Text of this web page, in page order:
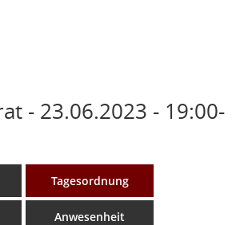
- 23.06.2023 - 19:00-
Tagesordnung
Anwesenheit